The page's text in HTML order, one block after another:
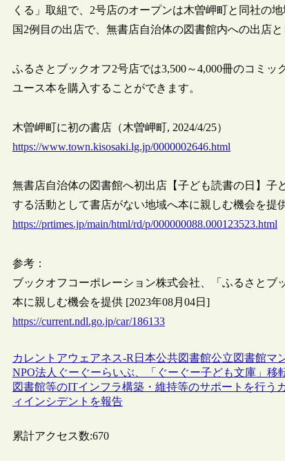
くる」取組で、2号店のオープンは木曽岬町と同社の
国2例目の出店で、無書店自治体の図書館内への出店と
ふるさとブックオフ2号店では3,500～4,000冊のコミ
ユース本を購入することができます。
木曽岬町に初の書店（木曽岬町, 2024/4/25）
https://www.town.kisosaki.lg.jp/0000002646.html
無書店自治体の図書館へ初出店【子ども読書の日】
する活動として書店がない地域へ本に親しむ機会を提
https://prtimes.jp/main/html/rd/p/000000088.000123523.html
参考：
ブックオフコーポレーション株式会社、「ふるさと
本に親しむ機会を提供 [2023年08月04日]
https://current.ndl.go.jp/car/186133
カレントアウェアネス-R 日本公共図書館公立図書館マ
NPO法人ぐーぐーらいぶ、「ぐーぐー子ども文庫」
図書館等のITインフラ構築・維持等のサポートを行う
ィインシデントを報告
累計アクセス数:670